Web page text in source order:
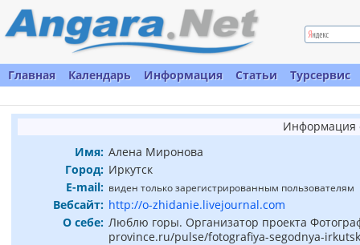
Главная Календарь Информация Статьи Турсервис
Информация
Имя: Алена Миронова
Город: Иркутск
E-mail: виден только зарегистрированным пользователям
Вебсайт: http://o-zhidanie.livejournal.com
О себе: Люблю горы. Организатор проекта
province.ru/pulse/fotografiya-segodnya-